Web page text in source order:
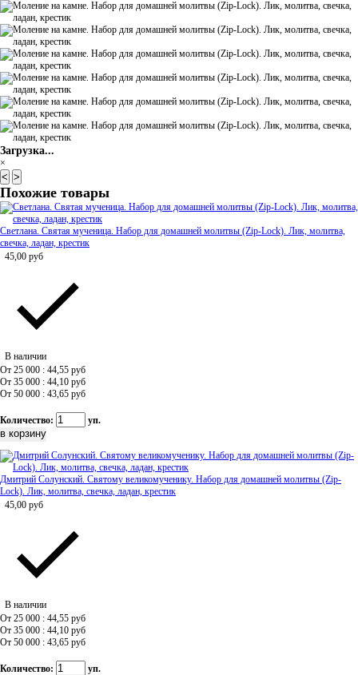
Загрузка...
×
< >
Похожие товары
Светлана. Святая мученица. Набор для домашней молитвы (Zip-Lock). Лик, молитва,
свечка, ладан, крестик
45,00 руб
В наличии
От 25 000 : 44,55 руб
От 35 000 : 44,10 руб
От 50 000 : 43,65 руб
Количество: уп.
Дмитрий Солунский. Святому великомученику. Набор для домашней молитвы (Zip-
Lock). Лик, молитва, свечка, ладан, крестик
45,00 руб
В наличии
От 25 000 : 44,55 руб
От 35 000 : 44,10 руб
От 50 000 : 43,65 руб
Количество: уп.